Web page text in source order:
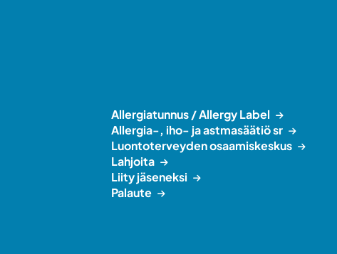
Allergiatunnus / Allergy Label
Allergia-, iho- ja astmasäätiö sr
Luontoterveyden osaamiskeskus
Lahjoita
Liity jäseneksi
Palaute